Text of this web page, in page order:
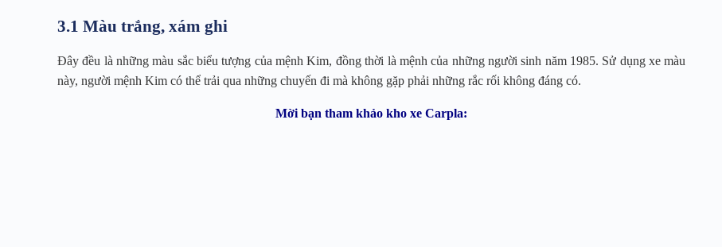
3.1 Màu trắng, xám ghi
Đây đều là những màu sắc biểu tượng của mệnh Kim, đồng thời là mệnh của những người sinh năm 1985. Sử dụng xe màu
này, người mệnh Kim có thể trải qua những chuyến đi mà không gặp phải những rắc rối không đáng có.
Mời bạn tham khảo kho xe Carpla: